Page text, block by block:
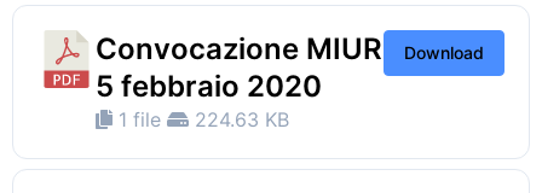
Convocazione MIUR
5 febbraio 2020
1 file 224.63 KB
Download